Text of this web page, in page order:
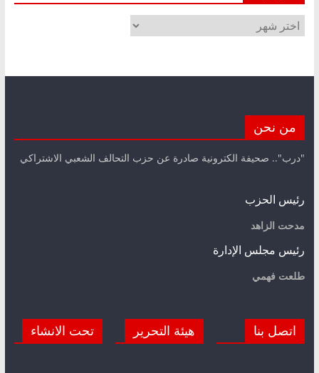
الأرشيف
من نحن
"درب".. صحيفة الكترونية صادرة عن حزب التحالف الشعبي الاشتراكي
رئيس الحزب
مدحت الزاهد
رئيس مجلس الإدارة
طلعت فهمي
اتصل بنا هيئة التحرير تحت الانشاء